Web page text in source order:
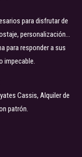
para disfrutar de
personalización…
para responder a sus
impecable.
Cassis, Alquiler de
patrón.